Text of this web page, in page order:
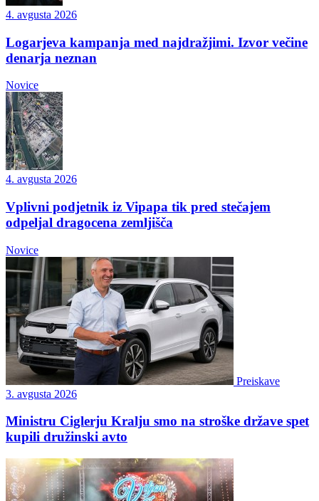
4. avgusta 2026
Logarjeva kampanja med najdražjimi. Izvor večine
denarja neznan
Novice
4. avgusta 2026
Vplivni podjetnik iz Vipapa tik pred stečajem
odpeljal dragocena zemljišča
Novice
Preiskave
3. avgusta 2026
Ministru Ciglerju Kralju smo na stroške države spet
kupili družinski avto